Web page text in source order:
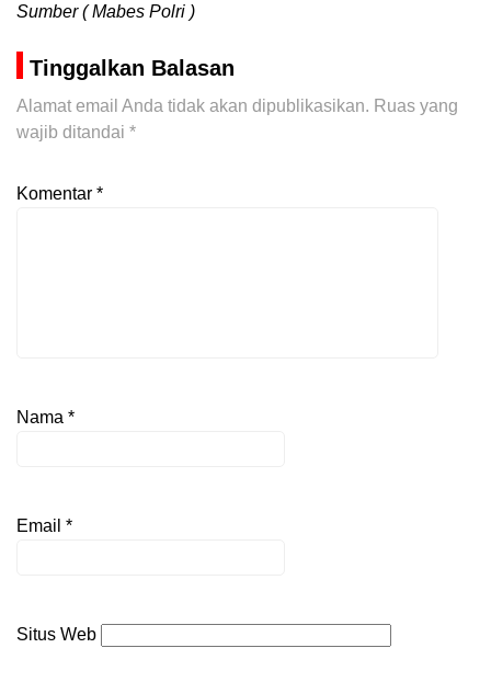
Sumber ( Mabes Polri )
Tinggalkan Balasan
Alamat email Anda tidak akan dipublikasikan. Ruas yang
wajib ditandai *
Komentar *
Nama *
Email *
Situs Web